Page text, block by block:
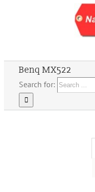
Benq MX522
Search for: